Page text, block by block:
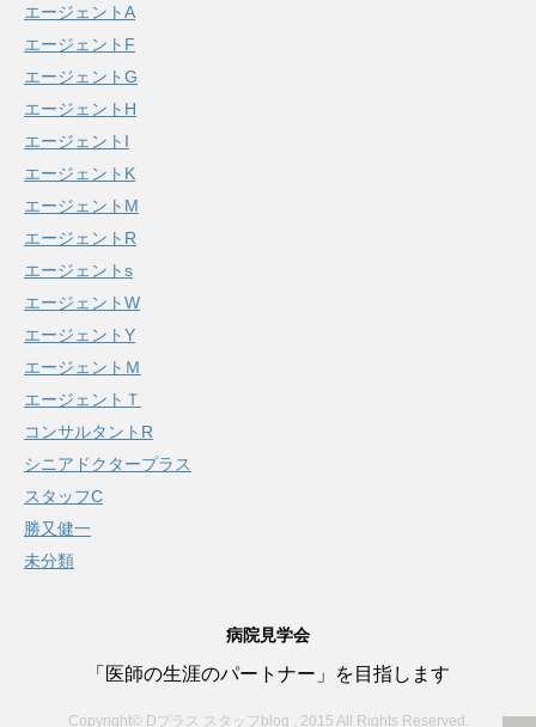
エージェントA
エージェントF
エージェントG
エージェントH
エージェントI
エージェントK
エージェントM
エージェントR
エージェントs
エージェントW
エージェントY
エージェントＭ
エージェントＴ
コンサルタントR
シニアドクタープラス
スタッフC
勝又健一
未分類
病院見学会
「医師の生涯のパートナー」を目指します
Copyright© Dプラス スタッフblog , 2015 All Rights Reserved.